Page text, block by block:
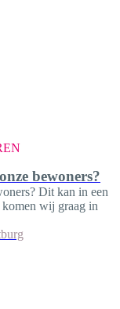
bewoners?
Dit kan in een
wij graag in